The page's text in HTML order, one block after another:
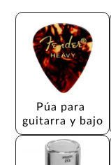
Púa para
guitarra y bajo